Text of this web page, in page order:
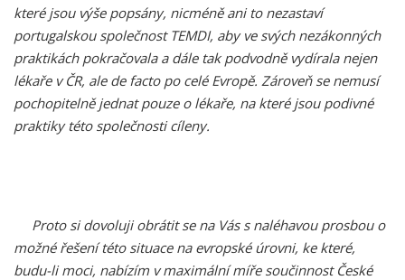
které jsou výše popsány, nicméně ani to nezastaví
portugalskou společnost TEMDI, aby ve svých nezákonných
praktikách pokračovala a dále tak podvodně vydírala nejen
lékaře v ČR, ale de facto po celé Evropě. Zároveň se nemusí
pochopitelně jednat pouze o lékaře, na které jsou podivné
praktiky této společnosti cíleny.
Proto si dovoluji obrátit se na Vás s naléhavou prosbou o
možné řešení této situace na evropské úrovni, ke které,
budu-li moci, nabízím v maximální míře součinnost České